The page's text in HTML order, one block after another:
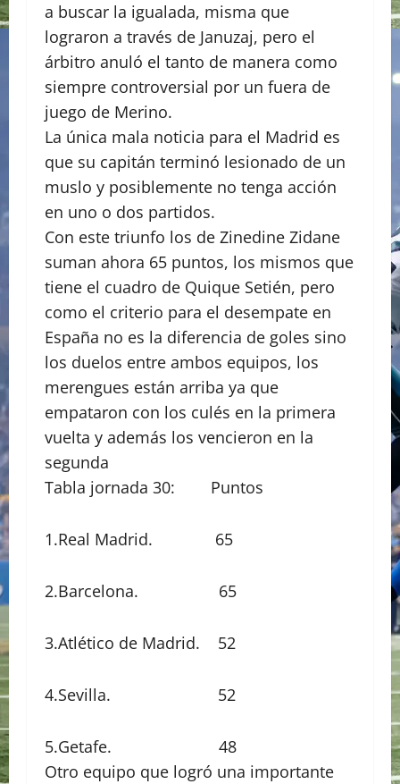
a buscar la igualada, misma que
lograron a través de Januzaj, pero el
árbitro anuló el tanto de manera como
siempre controversial por un fuera de
juego de Merino.
La única mala noticia para el Madrid es
que su capitán terminó lesionado de un
muslo y posiblemente no tenga acción
en uno o dos partidos.
Con este triunfo los de Zinedine Zidane
suman ahora 65 puntos, los mismos que
tiene el cuadro de Quique Setién, pero
como el criterio para el desempate en
España no es la diferencia de goles sino
los duelos entre ambos equipos, los
merengues están arriba ya que
empataron con los culés en la primera
vuelta y además los vencieron en la
segunda
Tabla jornada 30: Puntos
1.Real Madrid. 65
2.Barcelona. 65
3.Atlético de Madrid. 52
4.Sevilla. 52
5.Getafe. 48
Otro equipo que logró una importante